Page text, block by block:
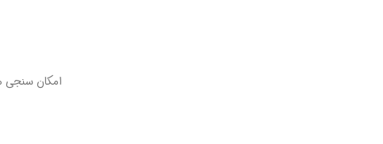
امکان سنجی